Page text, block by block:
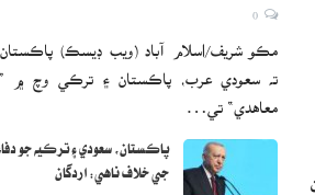
مڪو شريف/اسلام آباد (ويب ڊيسڪ)
ته سعودي عرب، پاڪستان ۽ ترڪي وچ ۾
معاهدي“ تي…
پاڪستان، سعودي ۽ ترڪيه جو
جي خلاف ناهي: اردگان